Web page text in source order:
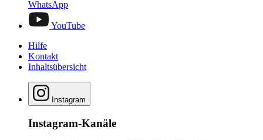
WhatsApp
YouTube
Hilfe
Kontakt
Inhaltsübersicht
Instagram
Instagram-Kanäle